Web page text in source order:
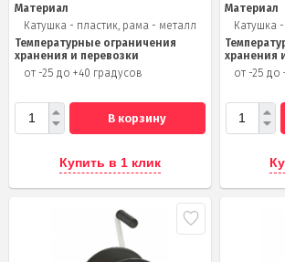
Материал
Катушка - пластик, рама - металл
Температурные ограничения
хранения и перевозки
от -25 до +40 градусов
В корзину
Купить в 1 клик
Материал
Катушка
хранения
от -25 до